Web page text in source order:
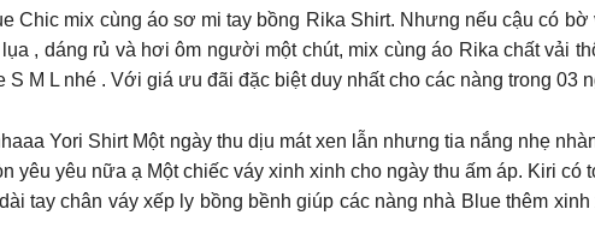
Chic mix cùng áo sơ mi tay bồng Rika Shirt. Nhưng nếu cậu có
, dáng rủ và hơi ôm người một chút, mix cùng áo Rika chất vải
M L nhé . Với giá ưu đãi đặc biệt duy nhất cho các nàng trong 03
Yori Shirt Một ngày thu dịu mát xen lẫn nhưng tia nắng nhẹ
yêu yêu nữa ạ Một chiếc váy xinh xinh cho ngày thu ấm áp. Kiri có
tay chân váy xếp ly bồng bềnh giúp các nàng nhà Blue thêm